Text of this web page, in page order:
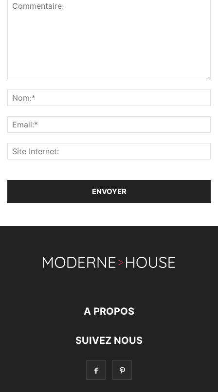
A PROPOS
SUIVEZ NOUS